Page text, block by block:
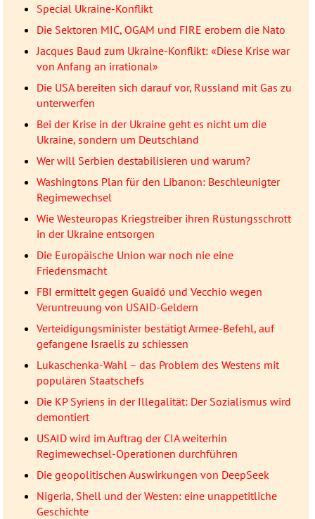
Special Ukraine-Konflikt
Die Sektoren MIC, OGAM und FIRE erobern die Nato
Jacques Baud zum Ukraine-Konflikt: «Diese Krise war
von Anfang an irrational»
Die USA bereiten sich darauf vor, Russland mit Gas zu
unterwerfen
Bei der Krise in der Ukraine geht es nicht um die
Ukraine, sondern um Deutschland
Wer will Serbien destabilisieren und warum?
Washingtons Plan für den Libanon: Beschleunigter
Regimewechsel
Wie Westeuropas Kriegstreiber ihren Rüstungsschrott
in der Ukraine entsorgen
Die Europäische Union war noch nie eine
Friedensmacht
FBI ermittelt gegen Guaidó und Vecchio wegen
Veruntreuung von USAID-Geldern
Verteidigungsminister bestätigt Armee-Befehl, auf
gefangene Israelis zu schiessen
Lukaschenka-Wahl – das Problem des Westens mit
populären Staatschefs
Die KP Syriens in der Illegalität: Der Sozialismus wird
demontiert
USAID wird im Auftrag der CIA weiterhin
Regimewechsel-Operationen durchführen
Die geopolitischen Auswirkungen von DeepSeek
Nigeria, Shell und der Westen: eine unappetitliche
Geschichte